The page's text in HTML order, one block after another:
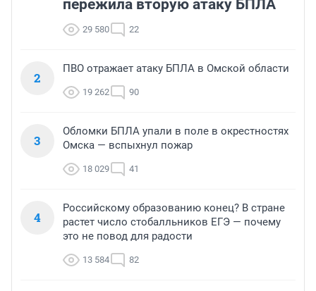
пережила вторую атаку БПЛА
29 580 22
2
ПВО отражает атаку БПЛА в Омской области
19 262 90
3
Обломки БПЛА упали в поле в окрестностях
Омска — вспыхнул пожар
18 029 41
4
Российскому образованию конец? В стране
растет число стобалльников ЕГЭ — почему
это не повод для радости
13 584 82